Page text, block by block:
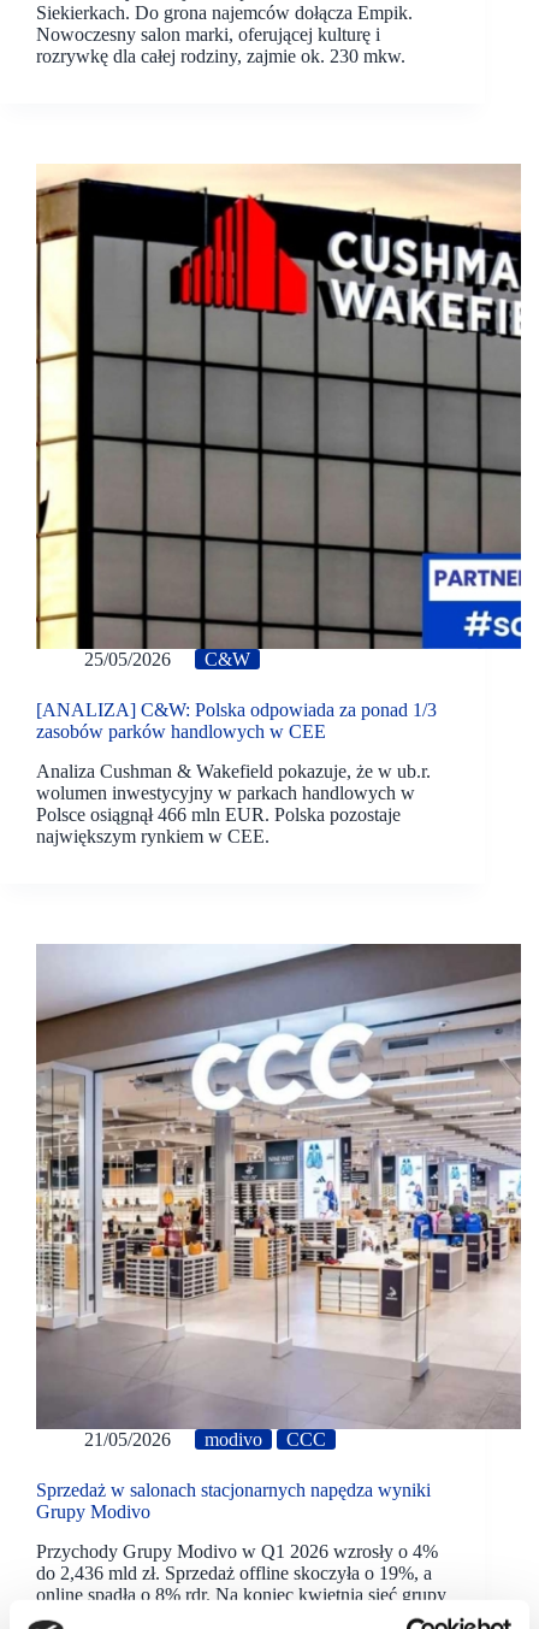
Siekierkach. Do grona najemców dołącza Empik.
Nowoczesny salon marki, oferującej kulturę i
rozrywkę dla całej rodziny, zajmie ok. 230 mkw.
25/05/2026 C&W
[ANALIZA] C&W: Polska odpowiada za ponad 1/3
zasobów parków handlowych w CEE
Analiza Cushman & Wakefield pokazuje, że w ub.r.
wolumen inwestycyjny w parkach handlowych w
Polsce osiągnął 466 mln EUR. Polska pozostaje
największym rynkiem w CEE.
21/05/2026 modivo CCC
Sprzedaż w salonach stacjonarnych napędza wyniki
Grupy Modivo
Przychody Grupy Modivo w Q1 2026 wzrosły o 4%
do 2,436 mld zł. Sprzedaż offline skoczyła o 19%, a
online spadła o 8% rdr. Na koniec kwietnia sieć grupy
liczyła 1286 sklepów.